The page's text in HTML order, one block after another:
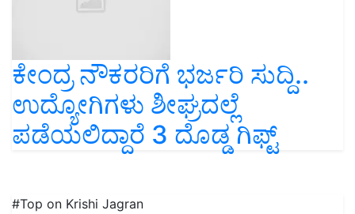
ಕೇಂದ್ರ ನೌಕರರಿಗೆ ಭರ್ಜರಿ ಸುದ್ದಿ..
ಉದ್ಯೋಗಿಗಳು ಶೀಘ್ರದಲ್ಲೆ
ಪಡೆಯಲಿದ್ದಾರೆ 3 ದೊಡ್ಡ ಗಿಫ್ಟ್‌
#Top on Krishi Jagran